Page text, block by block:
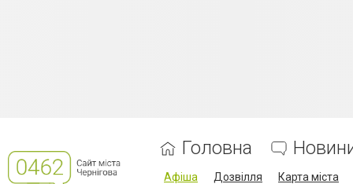
Головна
Афіша Дозвілля
Карта міста